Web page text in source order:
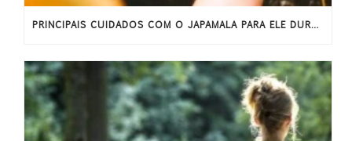
PRINCIPAIS CUIDADOS COM O JAPAMALA PARA ELE DURAR MAIS